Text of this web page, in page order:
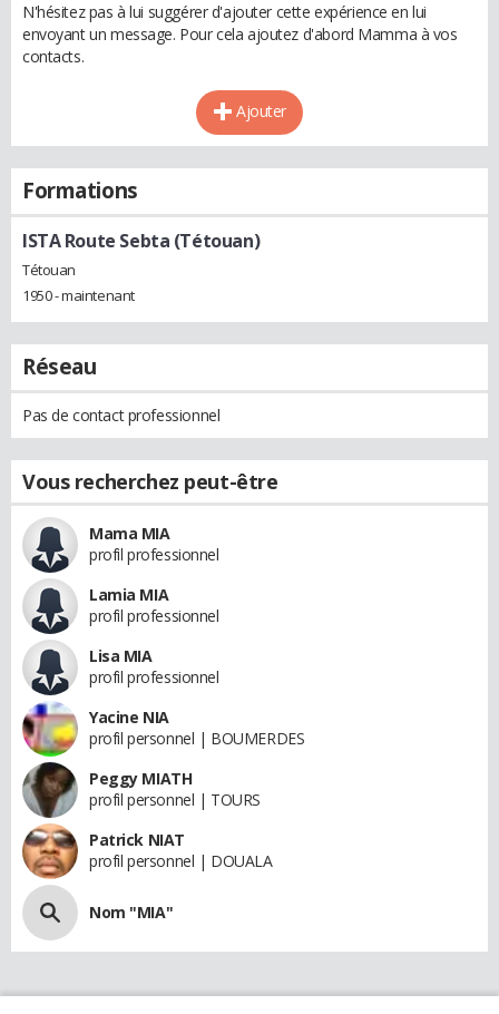
N'hésitez pas à lui suggérer d'ajouter cette expérience en lui
envoyant un message. Pour cela ajoutez d'abord Mamma à vos
contacts.
Ajouter
Formations
ISTA Route Sebta (Tétouan)
Tétouan
1950 - maintenant
Réseau
Pas de contact professionnel
Vous recherchez peut-être
Mama MIA
profil professionnel
Lamia MIA
profil professionnel
Lisa MIA
profil professionnel
Yacine NIA
profil personnel | BOUMERDES
Peggy MIATH
profil personnel | TOURS
Patrick NIAT
profil personnel | DOUALA
Nom "MIA"